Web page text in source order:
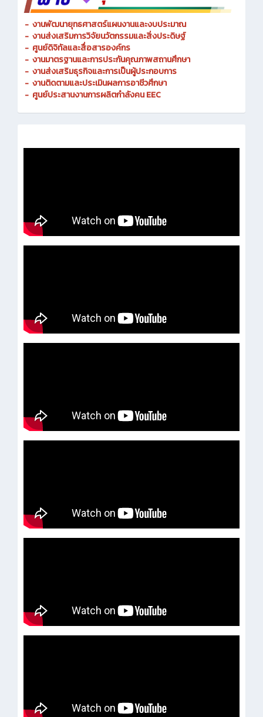
- งานพัฒนายุทธศาสตร์แผนงานและงบประมาณ
- งานส่งเสริมการวิจัยนวัตกรรมและสิ่งประดิษฐ์
- ศูนย์ดิจิทัลและสื่อสารองค์กร
- งานมาตรฐานและการประกันคุณภาพสถานศึกษา
- งานส่งเสริมธุรกิจและการเป็นผู้ประกอบการ
- งานติดตามและประเมินผลการอาชีวศึกษา
-ศูนย์ประสานงานการผลิตกำลังคน EEC